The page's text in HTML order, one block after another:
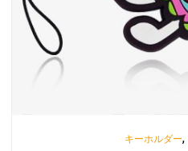
キーホルダー,